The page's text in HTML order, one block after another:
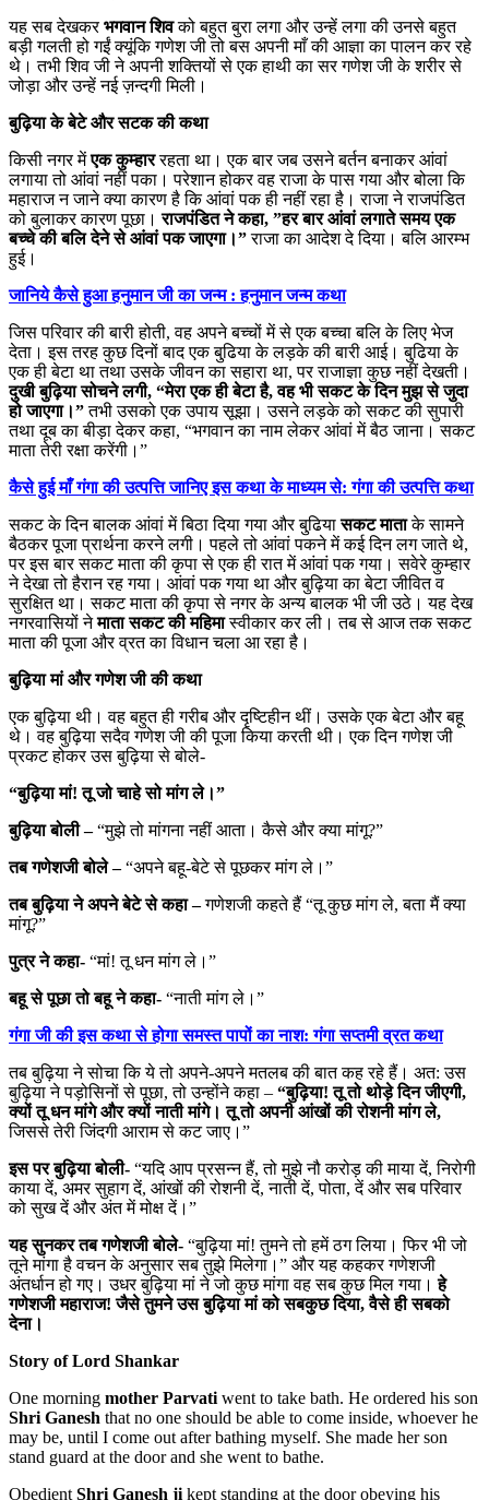
यह सब देखकरभगवान शिवको बहुत बुरा लगा और उन्हें लगा की उनसे बहुत
बड़ी गलती हो गईं क्यूंकि गणेश जी तो बस अपनी माँ की आज्ञा का पालन कर रहे
थे। तभी शिव जी ने अपनी शक्तियों से एक हाथी का सर गणेश जी के शरीर से
जोड़ा और उन्हें नई ज़न्दगी मिली।
बुढ़िया के बेटे और सटक की कथा
किसी नगर मेंएक कुम्हाररहता था। एक बार जब उसने बर्तन बनाकर आंवां
लगाया तो आंवां नहीं पका। परेशान होकर वह राजा के पास गया और बोला कि
महाराज न जाने क्या कारण है कि आंवां पक ही नहीं रहा है। राजा ने राजपंडित
को बुलाकर कारण पूछा।राजपंडित ने कहा, ”हर बार आंवां लगाते समय एक
बच्चे की बलि देने से आंवां पक जाएगा।”राजा का आदेश दे दिया। बलि आरम्भ
हुई।
जानिये कैसे हुआ हनुमान जी का जन्म : हनुमान जन्म कथा
जिस परिवार की बारी होती, वह अपने बच्चों में से एक बच्चा बलि के लिए भेज
देता। इस तरह कुछ दिनों बाद एक बुढि़या के लड़के की बारी आई। बुढि़या के
एक ही बेटा था तथा उसके जीवन का सहारा था, पर राजाज्ञा कुछ नहीं देखती।
दुखी बुढ़िया सोचने लगी, “मेरा एक ही बेटा है, वह भी सकट के दिन मुझ से जुदा
हो जाएगा।”तभी उसको एक उपाय सूझा। उसने लड़के को सकट की सुपारी
तथा दूब का बीड़ा देकर कहा, “भगवान का नाम लेकर आंवां में बैठ जाना। सकट
माता तेरी रक्षा करेंगी।”
कैसे हुई माँ गंगा की उत्पत्ति जानिए इस कथा के माध्यम से: गंगा की उत्पत्ति कथा
सकट के दिन बालक आंवां में बिठा दिया गया और बुढि़यासकट माताके सामने
बैठकर पूजा प्रार्थना करने लगी। पहले तो आंवां पकने में कई दिन लग जाते थे,
पर इस बार सकट माता की कृपा से एक ही रात में आंवां पक गया। सवेरे कुम्हार
ने देखा तो हैरान रह गया। आंवां पक गया था और बुढ़िया का बेटा जीवित व
सुरक्षित था। सकट माता की कृपा से नगर के अन्य बालक भी जी उठे। यह देख
नगरवासियों नेमाता सकट की महिमास्वीकार कर ली। तब से आज तक सकट
माता की पूजा और व्रत का विधान चला आ रहा है।
बुढ़िया मां और गणेश जी की कथा
एक बुढ़िया थी। वह बहुत ही गरीब और दृष्टिहीन थीं। उसके एक बेटा और बहू
थे। वह बुढ़िया सदैव गणेश जी की पूजा किया करती थी। एक दिन गणेश जी
प्रकट होकर उस बुढ़िया से बोले-
“बुढ़िया मां! तू जो चाहे सो मांग ले।”
बुढ़िया बोली –“मुझे तो मांगना नहीं आता। कैसे और क्या मांगू?”
तब गणेशजी बोले –“अपने बहू-बेटे से पूछकर मांग ले।”
तब बुढ़िया ने अपने बेटे से कहा –गणेशजी कहते हैं “तू कुछ मांग ले, बता मैं क्या
मांगू?”
पुत्र ने कहा- “मां! तू धन मांग ले।”
बहू से पूछा तो बहू ने कहा- “नाती मांग ले।”
गंगा जी की इस कथा से होगा समस्त पापों का नाश: गंगा सप्तमी व्रत कथा
तब बुढ़िया ने सोचा कि ये तो अपने-अपने मतलब की बात कह रहे हैं। अत: उस
बुढ़िया ने पड़ोसिनों से पूछा, तो उन्होंने कहा – “बुढ़िया! तू तो थोड़े दिन जीएगी,
क्यों तू धन मांगे और क्यों नाती मांगे। तू तो अपनी आंखों की रोशनी मांग ले,
जिससे तेरी जिंदगी आराम से कट जाए।”
इस पर बुढ़िया बोली- “यदि आप प्रसन्न हैं, तो मुझे नौ करोड़ की माया दें, निरोगी
काया दें, अमर सुहाग दें, आंखों की रोशनी दें, नाती दें, पोता, दें और सब परिवार
को सुख दें और अंत में मोक्ष दें।”
यह सुनकर तब गणेशजी बोले- “बुढ़िया मां! तुमने तो हमें ठग लिया। फिर भी जो
तूने मांगा है वचन के अनुसार सब तुझे मिलेगा।” और यह कहकर गणेशजी
अंतर्धान हो गए। उधर बुढ़िया मां ने जो कुछ मांगा वह सब कुछ मिल गया।हे
गणेशजी महाराज! जैसे तुमने उस बुढ़िया मां को सबकुछ दिया, वैसे ही सबको
देना।
Story of Lord Shankar
One morning mother Parvati went to take bath. He ordered his son
Shri Ganesh that no one should be able to come inside, whoever he
may be, until I come out after bathing myself. She made her son
stand guard at the door and she went to bathe.
Obedient Shri Ganesh ji kept standing at the door obeying his